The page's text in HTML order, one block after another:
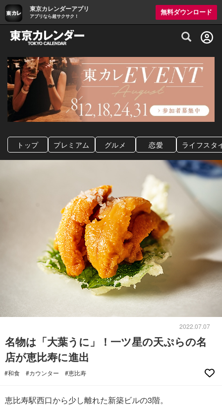
東京カレンダーアプリ
アプリなら超サクサク！
無料ダウンロード
グルメ情報・プレミアムレストラン予約
トップ プレミアム グルメ 恋愛 ライフスタ
2022.07.07
名物は「大葉うに」！一ツ星の天ぷらの名
店が恵比寿に進出
#和食 #カウンター #恵比寿
恵比寿駅西口から少し離れた新築ビルの3階。